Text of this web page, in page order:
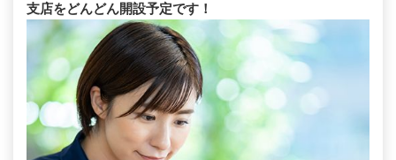
支店をどんどん開設予定です！